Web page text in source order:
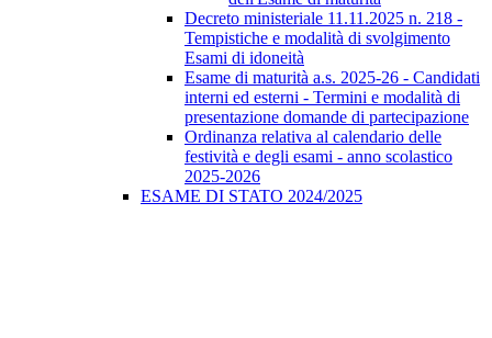
Decreto ministeriale 11.11.2025 n. 218 -
Tempistiche e modalità di svolgimento
Esami di idoneità
Esame di maturità a.s. 2025-26 - Candidati
interni ed esterni - Termini e modalità di
presentazione domande di partecipazione
Ordinanza relativa al calendario delle
festività e degli esami - anno scolastico
2025-2026
ESAME DI STATO 2024/2025